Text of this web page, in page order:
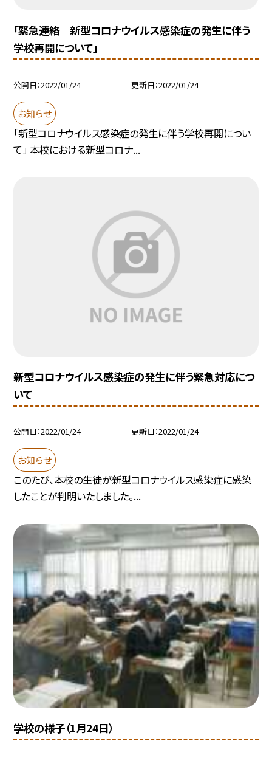
「緊急連絡 新型コロナウイルス感染症の発生に伴う
学校再開について」
公開日 2022/01/24 更新日 2022/01/24
お知らせ
「新型コロナウイルス感染症の発生に伴う学校再開につい
て」 本校における新型コロナ...
新型コロナウイルス感染症の発生に伴う緊急対応につ
いて
公開日 2022/01/24 更新日 2022/01/24
お知らせ
このたび、本校の生徒が新型コロナウイルス感染症に感染
したことが判明いたしました。...
学校の様子（1月24日）